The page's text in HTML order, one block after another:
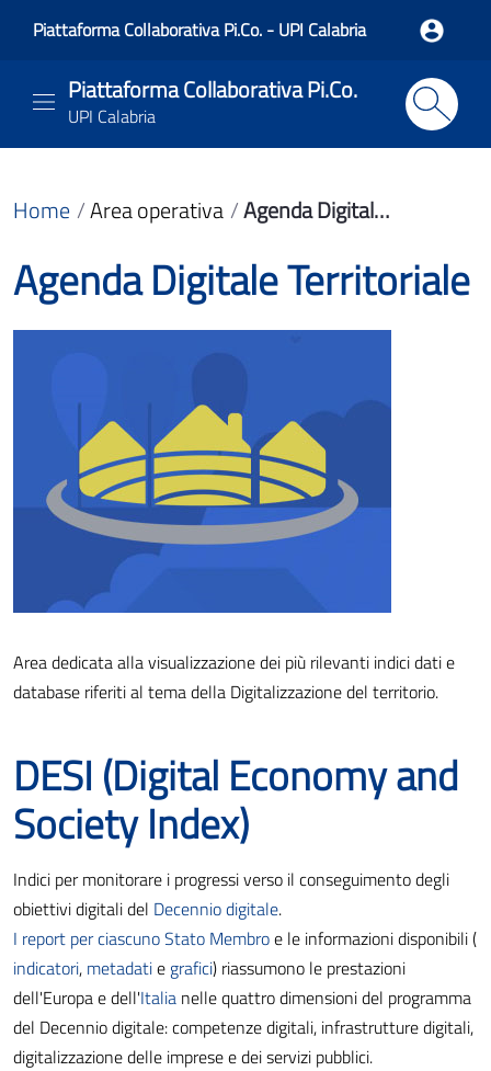
Piattaforma Collaborativa Pi.Co. - UPI Calabria
Piattaforma Collaborativa Pi.Co.
UPI Calabria
Home Area operativa Agenda Digitale Territoriale
Agenda Digitale Territoriale
Area dedicata alla visualizzazione dei più rilevanti indici dati e
database riferiti al tema della Digitalizzazione del territorio.
DESI (Digital Economy and
Society Index)
Indici per monitorare i progressi verso il conseguimento degli
obiettivi digitali del Decennio digitale.
I report per ciascuno Stato Membroe le informazioni disponibili (
indicatori, metadatie grafici) riassumono le prestazioni
dell'Europa e dell'Italia nelle quattro dimensioni del programma
del Decennio digitale: competenze digitali, infrastrutture digitali,
digitalizzazione delle imprese e dei servizi pubblici.